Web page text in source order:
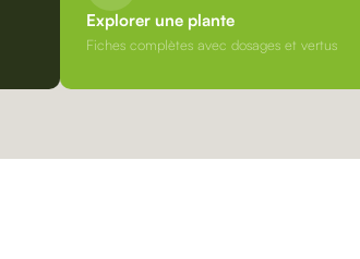
Explorer une plante
Fiches complètes avec dosages et vertus